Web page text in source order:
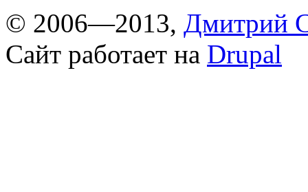
© 2006—2013, Дмитрий
Сайт работает на Drupal